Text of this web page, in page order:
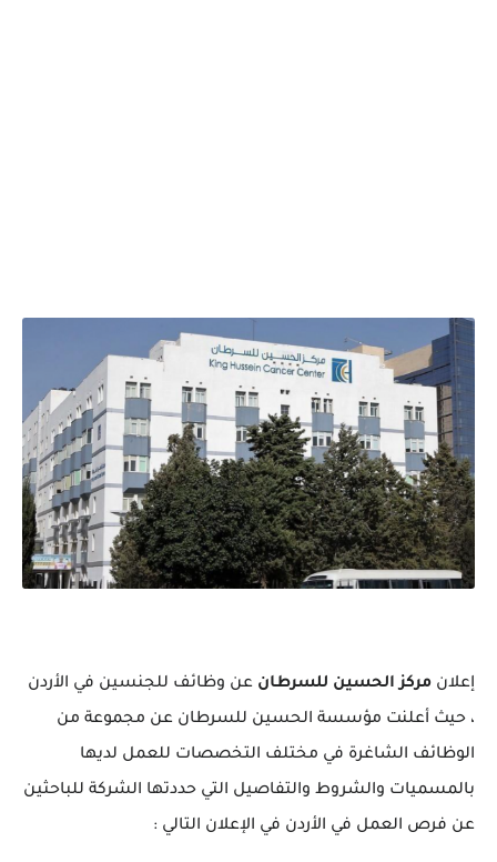
إعلان مركز الحسين للسرطان عن وظائف للجنسين في الأردن
، حيث أعلنت مؤسسة الحسين للسرطان عن مجموعة من
الوظائف الشاغرة في مختلف التخصصات للعمل لديها
بالمسميات والشروط والتفاصيل التي حددتها الشركة للباحثين
عن فرص العمل في الأردن في الإعلان التالي :